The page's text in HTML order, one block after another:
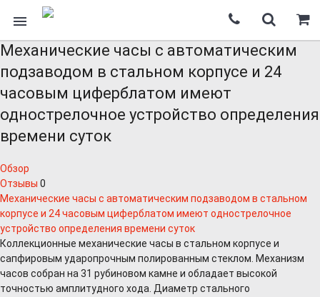
Механические часы с автоматическим
подзаводом в стальном корпусе и 24
часовым циферблатом имеют
однострелочное устройство определения
времени суток
Обзор
Отзывы 0
Механические часы с автоматическим подзаводом в стальном
корпусе и 24 часовым циферблатом имеют однострелочное
устройство определения времени суток
Коллекционные механические часы в стальном корпусе и
сапфировым ударопрочным полированным стеклом. Механизм
часов собран на 31 рубиновом камне и обладает высокой
точностью амплитудного хода. Диаметр стального